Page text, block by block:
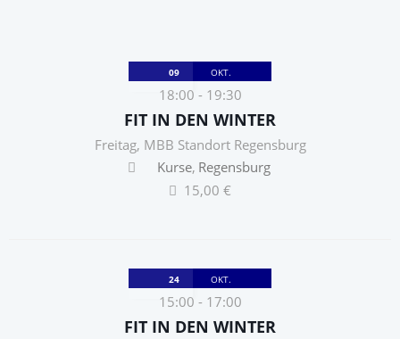
09 OKT.
18:00 - 19:30
FIT IN DEN WINTER
Freitag, MBB Standort Regensburg
Kurse Regensburg
15,00 €
24 OKT.
15:00 - 17:00
FIT IN DEN WINTER